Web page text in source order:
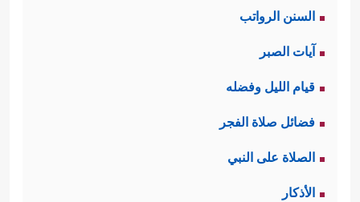
تتمّة للقسَم الوارد
ثانيًا: أمَّا جواب
القسَم فهو قوله
تعالى:
السنن الرواتب
آيات الصبر
قيام الليل وفضله
فضائل صلاة الفجر
الصلاة على النبي
الأذكار